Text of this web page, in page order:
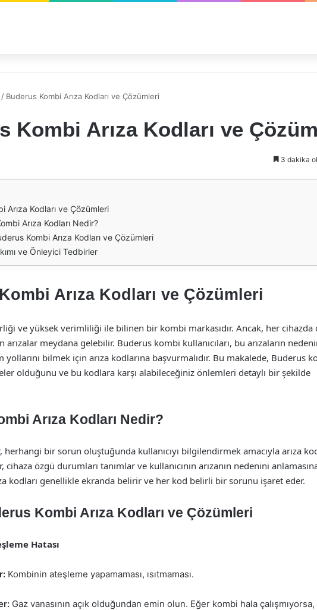
/ Buderus Kombi Arıza Kodları ve Çözümleri
Kombi Arıza Kodları ve
3 dakika
Arıza Kodları ve Çözümleri
Arıza Kodları Nedir?
Kombi Arıza Kodları ve Çözümleri
ve Önleyici Tedbirler
Arıza Kodları ve Çözümleri
ve yüksek verimliliği ile bilinen bir kombi markasıdır. Ancak, her cihazda
arızalar meydana gelebilir. Buderus kombi kullanıcıları, bu arızaların
yollarını bilmek için arıza kodlarına başvurmalıdır. Bu makalede, Buderus
olduğunu ve bu kodlara karşı alabileceğiniz önlemleri detaylı bir şekilde
Arıza Kodları Nedir?
bir sorun oluştuğunda kullanıcıyı bilgilendirmek amacıyla arıza
özgü durumları tanımlar ve kullanıcının arızanın nedenini
kodları genellikle ekranda belirir ve her kod belirli bir sorunu işaret eder.
Kombi Arıza Kodları ve Çözümleri
Hatası
Kombinin ateşleme yapamaması, ısıtmaması.
Gaz vanasının açık olduğundan emin olun. Eğer kombi hala